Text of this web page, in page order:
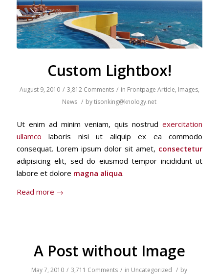
Custom Lightbox!
August 9, 2010 / 3,812 Comments / in Frontpage Article, Images,
News / bytisonking@knology.net
Ut enim ad minim veniam, quis nostrudexercitation
ullamco laboris nisi ut aliquip ex ea commodo
consequat. Lorem ipsum dolor sit amet, consectetur
adipisicing elit, sed do eiusmod tempor incididunt ut
labore et dolore magna aliqua.
Read more →
A Post without Image
May 7, 2010 / 3,711 Comments / in Uncategorized / by